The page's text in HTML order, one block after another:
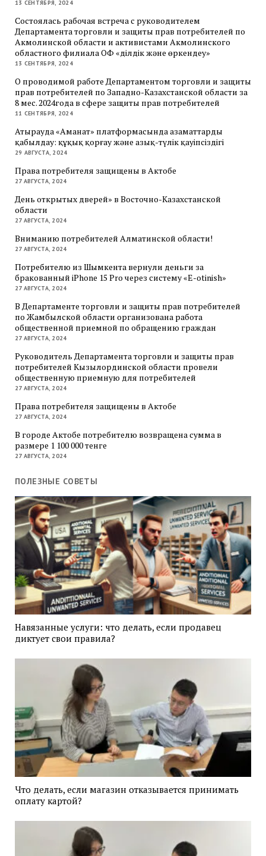
13 СЕНТЯБРЯ, 2024
Состоялась рабочая встреча с руководителем
Департамента торговли и защиты прав потребителей по
Акмолинской области и активистами Акмолинского
областного филиала ОФ «Әділдік және өркендеу»
13 СЕНТЯБРЯ, 2024
О проводимой работе Департаментом торговли и защиты
прав потребителей по Западно-Казахстанской области за
8 мес. 2024года в сфере защиты прав потребителей
11 СЕНТЯБРЯ, 2024
Атырауда «Аманат» платформасында азаматтарды
қабылдау: құқық қорғау және азық-түлік қауіпсіздігі
29 АВГУСТА, 2024
Права потребителя защищены в Актобе
27 АВГУСТА, 2024
День открытых дверей» в Восточно-Казахстанской
области
27 АВГУСТА, 2024
Вниманию потребителей Алматинской области!
27 АВГУСТА, 2024
Потребителю из Шымкента вернули деньги за
бракованный iPhone 15 Pro через систему «E-otinish»
27 АВГУСТА, 2024
В Департаменте торговли и защиты прав потребителей
по Жамбылской области организована работа
общественной приемной по обращению граждан
27 АВГУСТА, 2024
Руководитель Департамента торговли и защиты прав
потребителей Кызылординской области провели
общественную приемную для потребителей
27 АВГУСТА, 2024
Права потребителя защищены в Актобе
27 АВГУСТА, 2024
В городе Актобе потребителю возвращена сумма в
размере 1 100 000 тенге
27 АВГУСТА, 2024
ПОЛЕЗНЫЕ СОВЕТЫ
Навязанные услуги: что делать, если продавец
диктует свои правила?
Что делать, если магазин отказывается принимать
оплату картой?